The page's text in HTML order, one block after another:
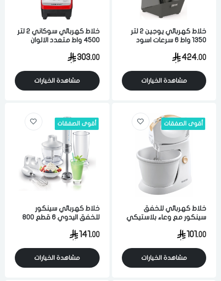
خلاط كهربائي يوجين 2 لتر
1350 واط 6 سرعات اسود
424.00
مشاهدة الخيارات
خلاط كهربائي سوكاني 2 لتر
4500 واط متعدد الالوان
303.00
مشاهدة الخيارات
أقوى الصفقات
خلاط كهربائي للخفق
سينكور مع وعاء بلاستيكي
متعدد الوظائف ابيض
101.00
مشاهدة الخيارات
أقوى الصفقات
خلاط كهربائي سينكور
للخفق اليدوي 6 قطع 800
141.00
مشاهدة الخيارات